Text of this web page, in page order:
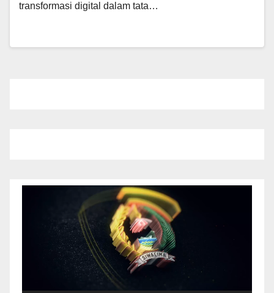
transformasi digital dalam tata…